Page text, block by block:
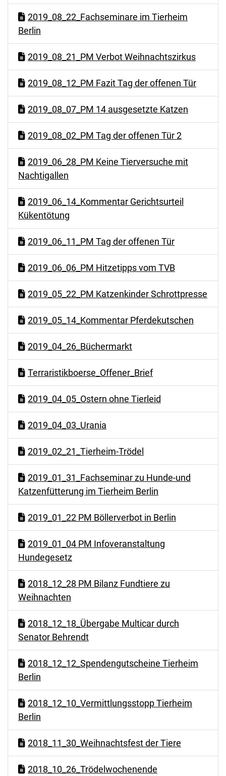
2019_08_22_Fachseminare im Tierheim
Berlin
2019_08_21_PM Verbot Weihnachtszirkus
2019_08_12_PM Fazit Tag der offenen Tür
2019_08_07_PM 14 ausgesetzte Katzen
2019_08_02_PM Tag der offenen Tür 2
2019_06_28_PM Keine Tierversuche mit
Nachtigallen
2019_06_14_Kommentar Gerichtsurteil
Kükentötung
2019_06_11_PM Tag der offenen Tür
2019_06_06_PM Hitzetipps vom TVB
2019_05_22_PM Katzenkinder Schrottpresse
2019_05_14_Kommentar Pferdekutschen
2019_04_26_Büchermarkt
Terraristikboerse_Offener_Brief
2019_04_05_Ostern ohne Tierleid
2019_04_03_Urania
2019_02_21_Tierheim-Trödel
2019_01_31_Fachseminar zu Hunde-und
Katzenfütterung im Tierheim Berlin
2019_01_22 PM Böllerverbot in Berlin
2019_01_04 PM Infoveranstaltung
Hundegesetz
2018_12_28 PM Bilanz Fundtiere zu
Weihnachten
2018_12_18_Übergabe Multicar durch
Senator Behrendt
2018_12_12_Spendengutscheine Tierheim
Berlin
2018_12_10_Vermittlungsstopp Tierheim
Berlin
2018_11_30_Weihnachtsfest der Tiere
2018_10_26_Trödelwochenende